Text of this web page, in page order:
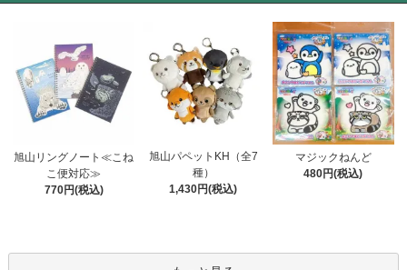
旭山リングノート≪こね
こ便対応≫
770円(税込)
旭山パペットKH（全7
種）
1,430円(税込)
マジックねんど
480円(税込)